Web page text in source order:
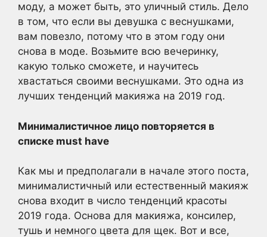
моду, а может быть, это уличный стиль. Дело
в том, что если вы девушка с веснушками,
вам повезло, потому что в этом году они
снова в моде. Возьмите всю вечеринку,
какую только сможете, и научитесь
хвастаться своими веснушками. Это одна из
лучших тенденций макияжа на 2019 год.
Минималистичное лицо повторяется в
списке must have
Как мы и предполагали в начале этого поста,
минималистичный или естественный макияж
снова входит в число тенденций красоты
2019 года. Основа для макияжа, консилер,
тушь и немного цвета для щек. Вот и все,